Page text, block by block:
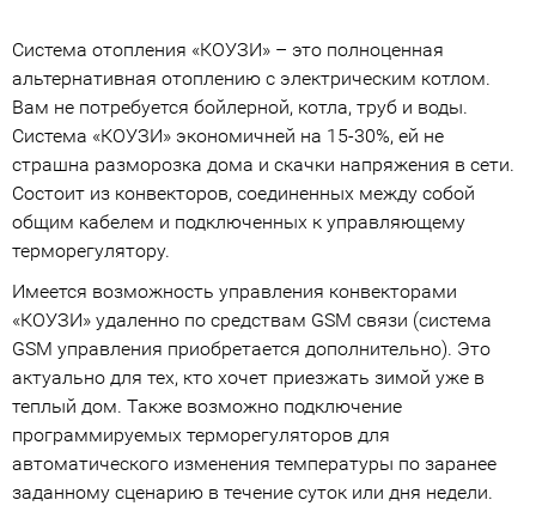
Система отопления «КОУЗИ» – это полноценная
альтернативная отоплению с электрическим котлом.
Вам не потребуется бойлерной, котла, труб и воды.
Система «КОУЗИ» экономичней на 15-30%, ей не
страшна разморозка дома и скачки напряжения в сети.
Состоит из конвекторов, соединенных между собой
общим кабелем и подключенных к управляющему
терморегулятору.
Имеется возможность управления конвекторами
«КОУЗИ» удаленно по средствам GSM связи (система
GSM управления приобретается дополнительно). Это
актуально для тех, кто хочет приезжать зимой уже в
теплый дом. Также возможно подключение
программируемых терморегуляторов для
автоматического изменения температуры по заранее
заданному сценарию в течение суток или дня недели.